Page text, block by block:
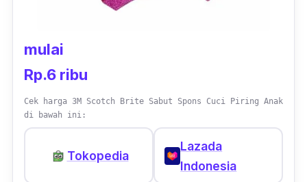
mulai
Rp.6 ribu
Cek harga 3M Scotch Brite Sabut Spons Cuci Piring Anak
di bawah ini:
Tokopedia
Lazada
Indonesia